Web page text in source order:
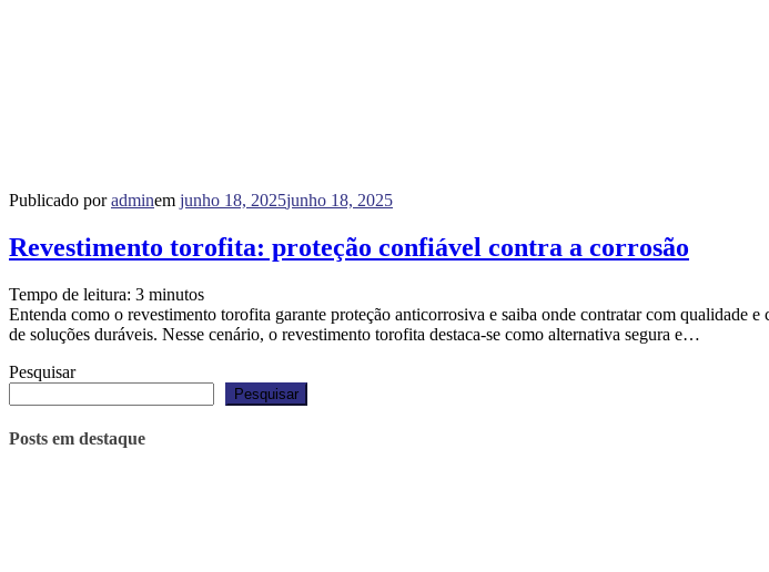
Publicado poradminem junho 18, 2025junho 18, 2025
Revestimento torofita: proteção confiável contra a corrosão
Tempo de leitura: 3 minutos
Entenda como o revestimento torofita garante proteção anticorrosiva e saiba onde contratar com qualidade
de soluções duráveis. Nesse cenário, o revestimento torofita destaca-se como alternativa segura e…
Pesquisar
Pesquisar
Posts em destaque